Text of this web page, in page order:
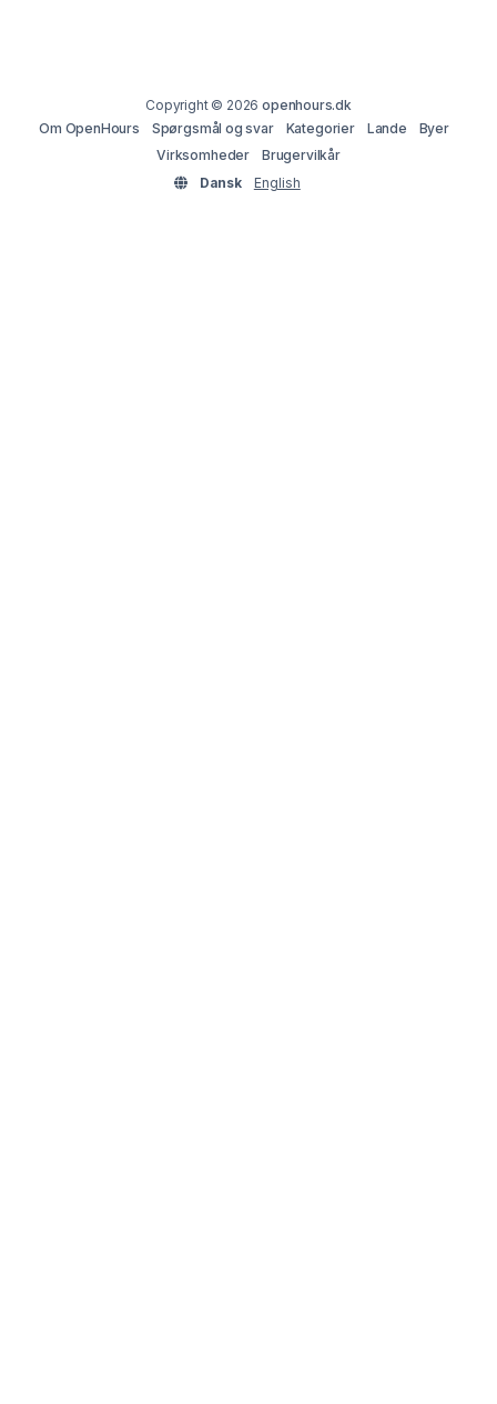
Copyright © 2026openhours.dk
Om OpenHours
Spørgsmål og svar Kategorier Lande
Byer
Virksomheder
Brugervilkår
Dansk
English